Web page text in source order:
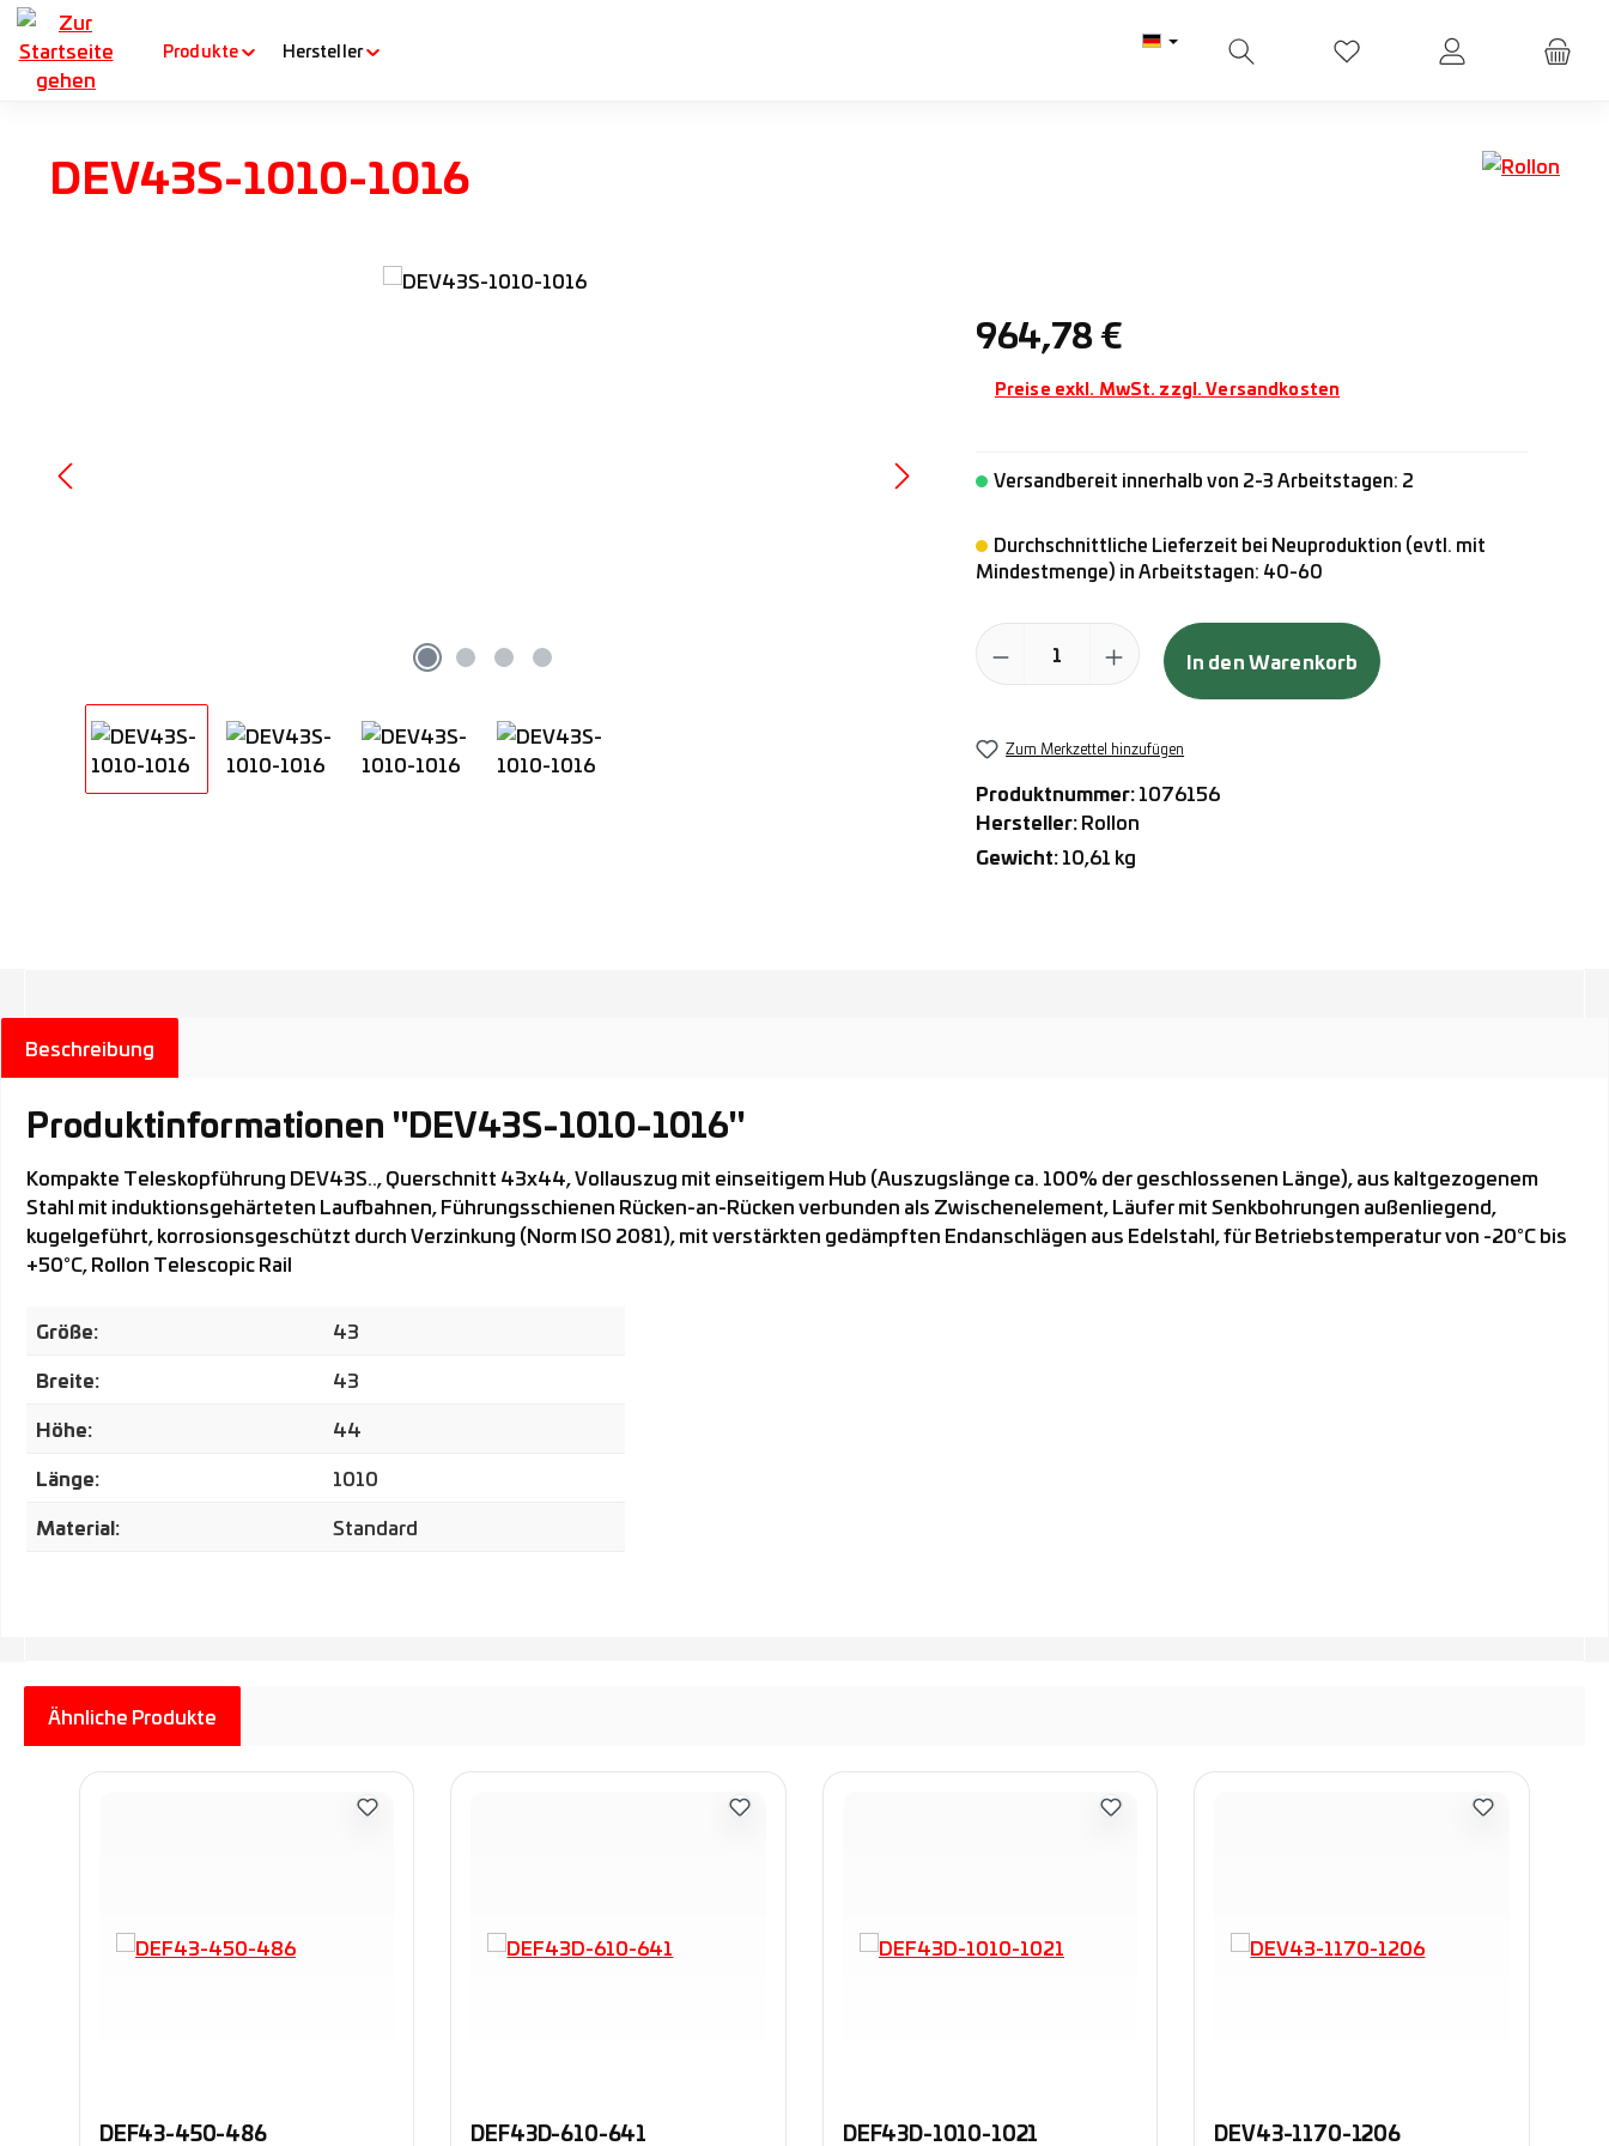
Hauptinhalt springen
Zur Suche springen
Zur Hauptnavigation springen
Produkte Hersteller Du hast 0 Produkte auf dem
DEV43S-1010-1016
Regulärer Preis:
964,78 €
Preise exkl. MwSt. zzgl. Versandkosten
Versandbereit innerhalb von 2-3 Arbeitstagen: 2
Durchschnittliche Lieferzeit bei Neuproduktion (evtl. mit
Mindestmenge) in Arbeitstagen: 40-60
Produkt Anzahl: Gib den gewünschten Wert ein oder benutze die
In den Warenkorb
Zum Merkzettel hinzufügen
Produktnummer:1076156
Hersteller:Rollon
Gewicht:10,61 kg
Beschreibung
Produktinformationen "DEV43S-1010-1016"
Kompakte Teleskopführung DEV43S.., Querschnitt 43x44, Vollauszug mit einseitigem Hub (Auszugslänge ca. 100% der geschlossenen Länge), aus kaltgezogenem
Stahl mit induktionsgehärteten Laufbahnen, Führungsschienen Rücken-an-Rücken verbunden als Zwischenelement, Läufer mit Senkbohrungen außenliegend,
kugelgeführt, korrosionsgeschützt durch Verzinkung (Norm ISO 2081), mit verstärkten gedämpften Endanschlägen aus Edelstahl, für Betriebstemperatur von -20°C bis
+50°C, Rollon Telescopic Rail
Größe: 43
Breite: 43
Höhe: 44
Länge: 1010
Material: Standard
Ähnliche Produkte
Produktgalerie überspringen
DEF43-450-486 DEF43D-610-641 DEF43D-1010-1021 DEV43-1170-1206